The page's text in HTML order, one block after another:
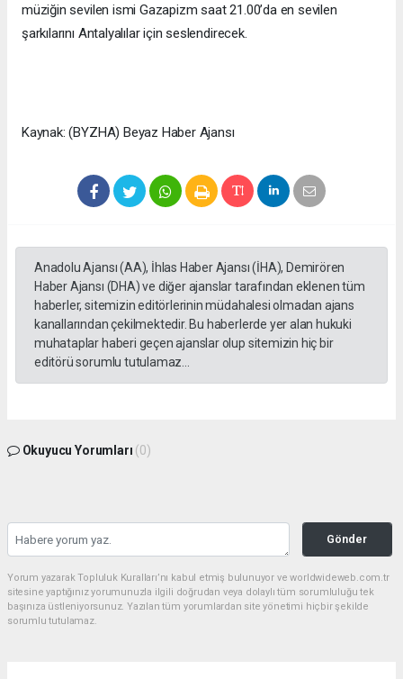
müziğin sevilen ismi Gazapizm saat 21.00’da en sevilen
şarkılarını Antalyalılar için seslendirecek.
Kaynak: (BYZHA) Beyaz Haber Ajansı
Anadolu Ajansı (AA), İhlas Haber Ajansı (İHA), Demirören
Haber Ajansı (DHA) ve diğer ajanslar tarafından eklenen tüm
haberler, sitemizin editörlerinin müdahalesi olmadan ajans
kanallarından çekilmektedir. Bu haberlerde yer alan hukuki
muhataplar haberi geçen ajanslar olup sitemizin hiç bir
editörü sorumlu tutulamaz...
Okuyucu Yorumları (0)
Gönder
Yorum yazarak Topluluk Kuralları’nı kabul etmiş bulunuyor ve worldwideweb.com.tr
sitesine yaptığınız yorumunuzla ilgili doğrudan veya dolaylı tüm sorumluluğu tek
başınıza üstleniyorsunuz. Yazılan tüm yorumlardan site yönetimi hiçbir şekilde
sorumlu tutulamaz.